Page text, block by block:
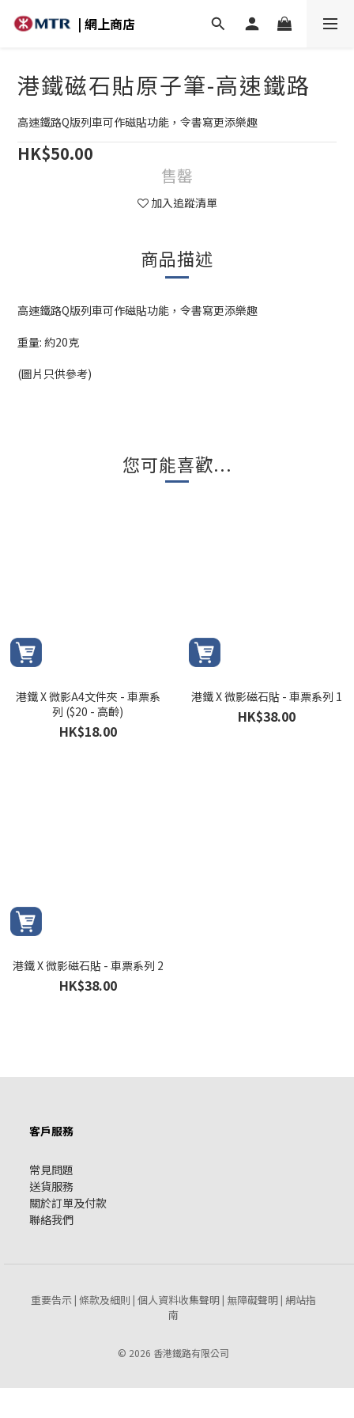
| 網上商店
港鐵磁石貼原子筆-高速鐵路
高速鐵路Q版列車可作磁貼功能，令書寫更添樂趣
HK$50.00
售罄
加入追蹤清單
商品描述
高速鐵路Q版列車可作磁貼功能，令書寫更添樂趣
重量: 約20克
(圖片只供參考)
您可能喜歡...
港鐵 X 微影A4文件夾 - 車票系
列 ($20 - 高齡)
HK$18.00
港鐵 X 微影磁石貼 - 車票系列 1
HK$38.00
港鐵 X 微影磁石貼 - 車票系列 2
HK$38.00
客戶服務
常見問題
送貨服務
關於訂單及付款
聯絡我們
重要告示| 條款及細則 | 個人資料收集聲明| 無障礙聲明| 網站指
南
© 2026 香港鐵路有限公司